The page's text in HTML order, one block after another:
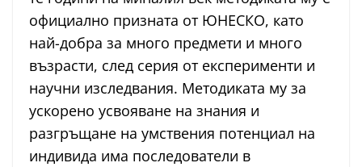
официално призната от ЮНЕСКО, като
най-добра за много предмети и много
възрасти, след серия от експерименти и
научни изследвания. Методиката му за
ускорено усвояване на знания и
разгръщане на умствения потенциал на
индивида има последователи в